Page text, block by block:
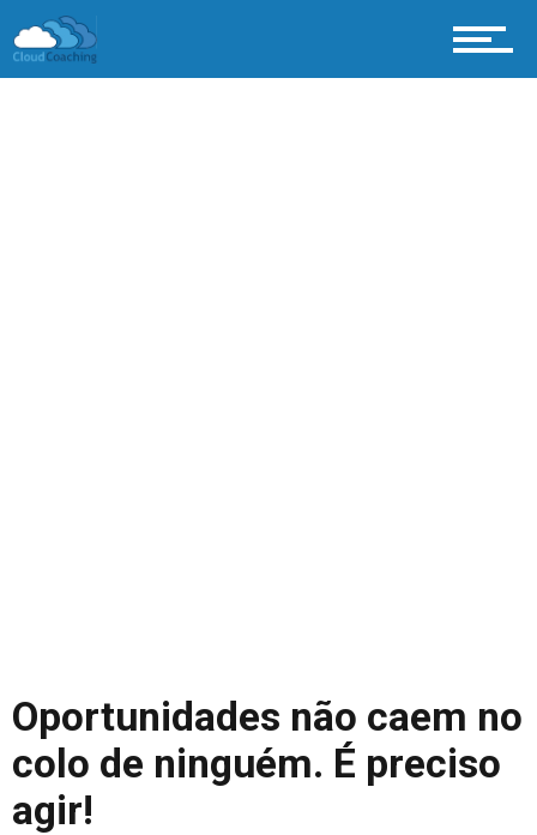
Oportunidades não caem no
colo de ninguém. É preciso
agir!